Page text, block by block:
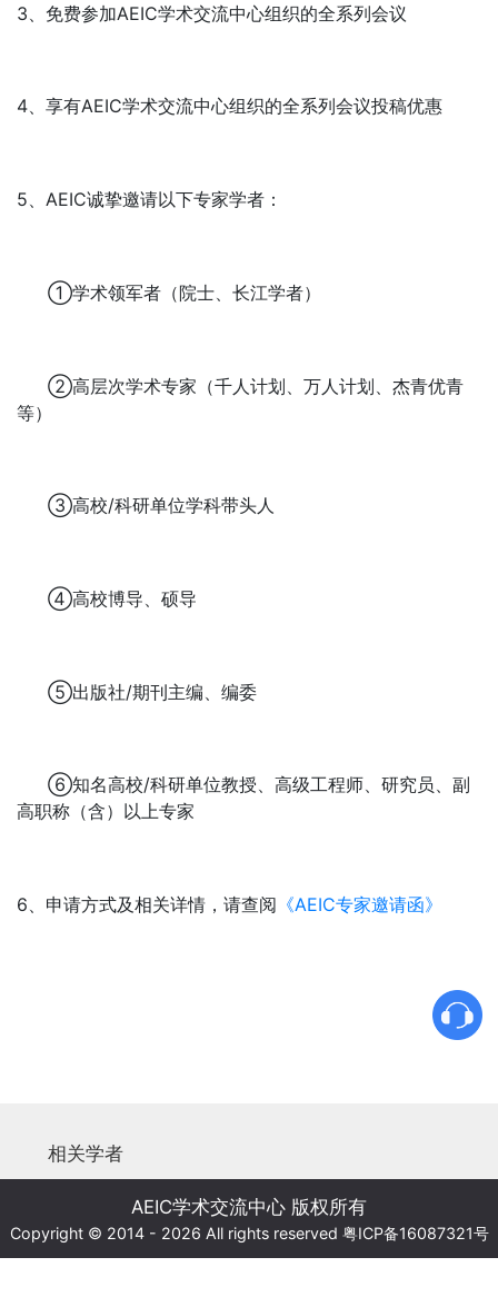
3、免费参加AEIC学术交流中心组织的全系列会议
4、享有AEIC学术交流中心组织的全系列会议投稿优惠
5、AEIC诚挚邀请以下专家学者：
①学术领军者（院士、长江学者）
②高层次学术专家（千人计划、万人计划、杰青优青
等）
③高校/科研单位学科带头人
④高校博导、硕导
⑤出版社/期刊主编、编委
⑥知名高校/科研单位教授、高级工程师、研究员、副
高职称（含）以上专家
6、申请方式及相关详情，请查阅 《AEIC专家邀请函》
相关学者
AEIC学术交流中心 版权所有
Copyright © 2014 - 2026 All rights reserved 粤ICP备16087321号